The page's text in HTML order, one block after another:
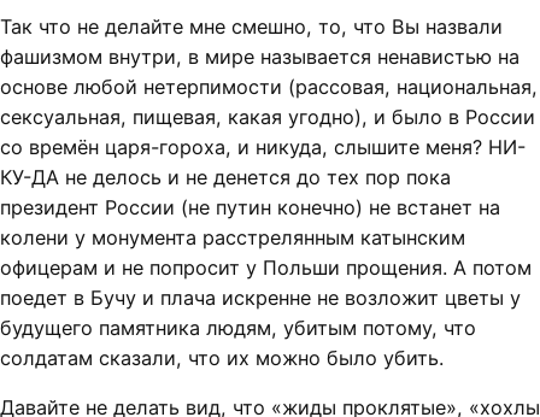
Так что не делайте мне смешно, то, что Вы назвали
фашизмом внутри, в мире называется ненавистью на
основе любой нетерпимости (рассовая, национальная,
сексуальная, пищевая, какая угодно), и было в России
со времён царя-гороха, и никуда, слышите меня? НИ-
КУ-ДА не делось и не денется до тех пор пока
президент России (не путин конечно) не встанет на
колени у монумента расстрелянным катынским
офицерам и не попросит у Польши прощения. А потом
поедет в Бучу и плача искренне не возложит цветы у
будущего памятника людям, убитым потому, что
солдатам сказали, что их можно было убить.
Давайте не делать вид, что «жиды проклятые», «хохлы